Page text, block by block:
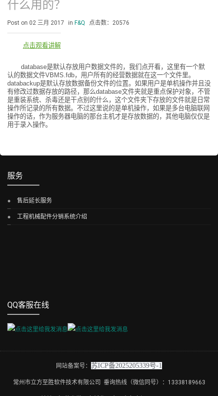
什么用的？
Post on 02 三月 2017 in F&Q 点击数：20576
点击观看讲解
database是默认存放用户数据文件的，我们点开看，这里有一个默
认的数据文件VBMS.fdb，用户所有的经营数据就在这一个文件里。
databackup是默认存放数据备份文件的位置。如果用户是单机操作并且没
有修改过数据存放的路径，那么database文件夹就是重点保护对象，不管
是重装系统、杀毒还是干点别的什么，这个文件夹下存放的文件就是日常
操作所记录的所有数据。不过这里说的是单机操作，如果是多台电脑联网
操作的话，作为服务器电脑的那台主机才是存放数据的，其他电脑仅仅是
用于录入操作。
服务
售后延长服务
工程机械配件分销系统介绍
QQ客服在线
网站备案号： 苏ICP备2025205339号-1
常州市立方至胜软件技术有限公司 垂询热线（微信同号）：13338189663